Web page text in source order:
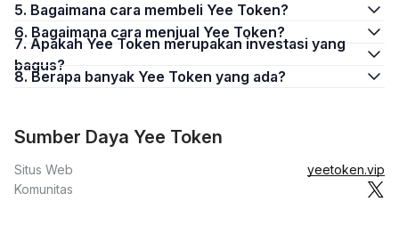
5. Bagaimana cara membeli Yee Token?
6. Bagaimana cara menjual Yee Token?
7. Apakah Yee Token merupakan investasi yang
bagus?
8. Berapa banyak Yee Token yang ada?
Sumber Daya Yee Token
Situs Web
yeetoken.vip
Komunitas